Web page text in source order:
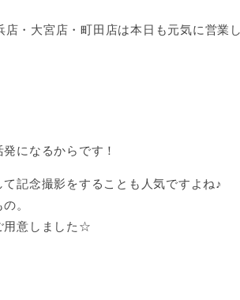
店・大宮店・町田店は本日も元気に営業
になるからです！
記念撮影をすることも人気ですよね♪
。
用意しました☆